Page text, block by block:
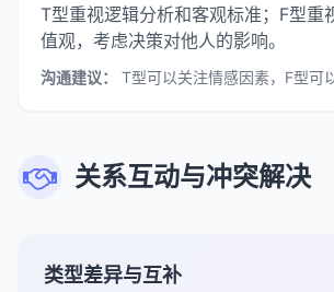
T型重视逻辑分析和客观标准；F型重
值观，考虑决策对他人的影响。
沟通建议： T型可以关注情感因素，F型可
关系互动与冲突解决
类型差异与互补